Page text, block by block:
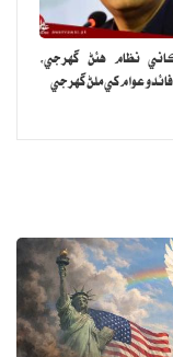
نظام هئڻ گهرجي‏،
عوام کي ملڻ گهرجي